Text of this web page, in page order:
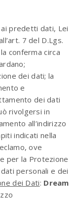
predetti dati, Lei
7 del D.Lgs.
conferma circa
dei dati; la
e
dei dati
rivolgersi in
all’indirizzo
indicati nella
ove
per la Protezione
personali e dei
dei Dati: Dream